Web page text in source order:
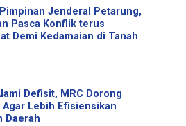
Pimpinan Jenderal Petarung,
Pasca Konflik terus
Demi Kedamaian di Tanah
Defisit, MRC Dorong
Agar Lebih Efisiensikan
Daerah